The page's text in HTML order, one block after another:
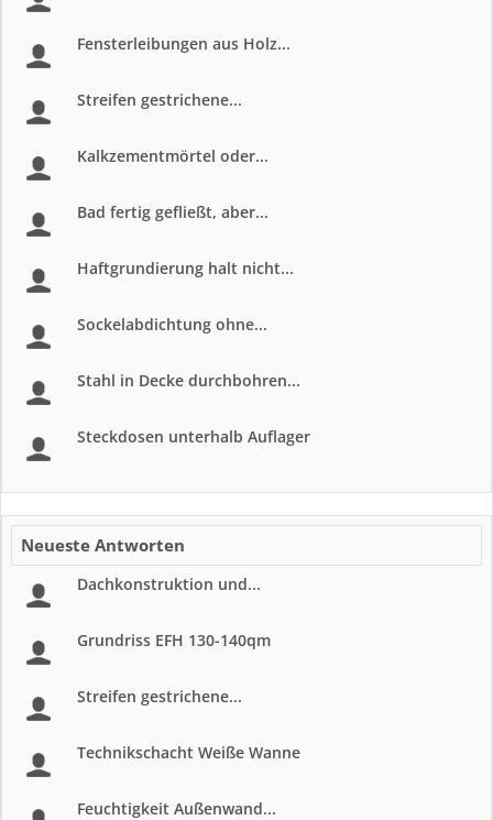
Fensterleibungen aus Holz...
Streifen gestrichene...
Kalkzementmörtel oder...
Bad fertig gefließt, aber...
Haftgrundierung halt nicht...
Sockelabdichtung ohne...
Stahl in Decke durchbohren...
Steckdosen unterhalb Auflager
Neueste Antworten
Dachkonstruktion und...
Grundriss EFH 130-140qm
Streifen gestrichene...
Technikschacht Weiße Wanne
Feuchtigkeit Außenwand...